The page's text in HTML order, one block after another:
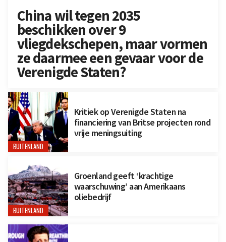
China wil tegen 2035
beschikken over 9
vliegdekschepen, maar vormen
ze daarmee een gevaar voor de
Verenigde Staten?
BUITENLAND
Kritiek op Verenigde Staten na
financiering van Britse projecten rond
vrije meningsuiting
BUITENLAND
Groenland geeft ‘krachtige
waarschuwing’ aan Amerikaans
oliebedrijf